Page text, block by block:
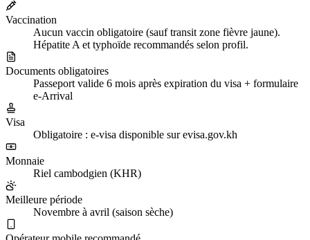
Vaccination
Aucun vaccin obligatoire (sauf transit zone fièvre jaune).
Hépatite A et typhoïde recommandés selon profil.
Documents obligatoires
Passeport valide 6 mois après expiration du visa + formulaire
e-Arrival
Visa
Obligatoire : e-visa disponible sur evisa.gov.kh
Monnaie
Riel cambodgien (KHR)
Meilleure période
Novembre à avril (saison sèche)